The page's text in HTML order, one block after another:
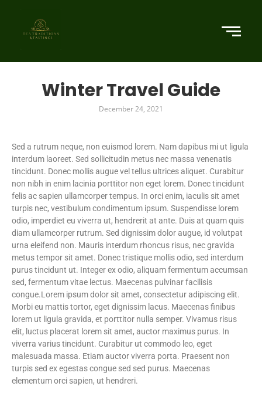
Winter Travel Guide
December 24, 2021
Sed a rutrum neque, non euismod lorem. Nam dapibus mi ut ligula
interdum laoreet. Sed sollicitudin metus nec massa venenatis
tincidunt. Donec mollis augue vel tellus ultrices aliquet. Curabitur
non nibh in enim lacinia porttitor non eget lorem. Donec tincidunt
felis ac sapien ullamcorper tempus. In orci enim, iaculis sit amet
turpis nec, vestibulum condimentum ipsum. Suspendisse lorem
odio, imperdiet eu viverra ut, hendrerit at ante. Duis at quam quis
diam ullamcorper rutrum. Sed dignissim dolor augue, id volutpat
urna eleifend non. Mauris interdum rhoncus risus, nec gravida
metus tempor sit amet. Donec tristique mollis odio, sed interdum
purus tincidunt ut. Integer ex odio, aliquam fermentum accumsan
sed, fermentum vitae lectus. Maecenas pulvinar facilisis
congue.Lorem ipsum dolor sit amet, consectetur adipiscing elit.
Morbi eu mattis tortor, eget dignissim lacus. Maecenas finibus
lorem ut ligula gravida, et porttitor nulla semper. Vivamus risus
elit, luctus placerat lorem sit amet, auctor maximus purus. In
viverra varius tincidunt. Curabitur ut commodo leo, eget
malesuada massa. Etiam auctor viverra porta. Praesent non
turpis sed ex egestas congue sed sed purus. Maecenas
elementum orci sapien, ut hendreri.